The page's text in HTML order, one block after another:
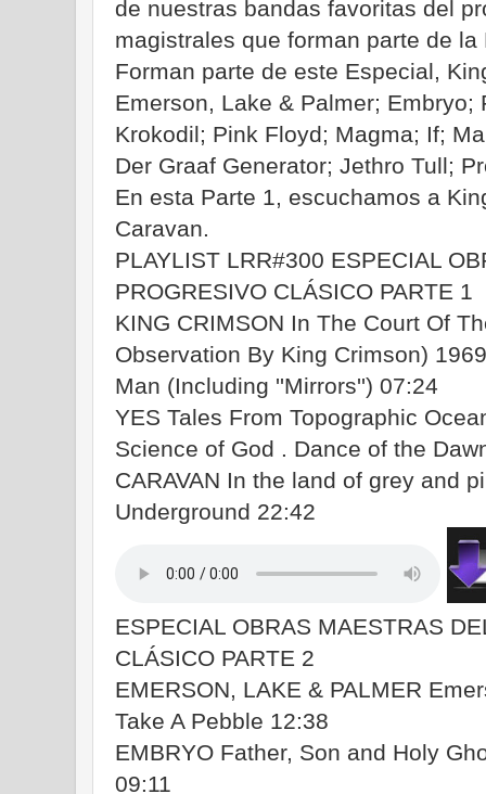
de nuestras bandas favoritas del
magistrales que forman parte de
Forman parte de este Especial,
Emerson, Lake & Palmer; Embryo;
Krokodil; Pink Floyd; Magma; If;
Der Graaf Generator; Jethro Tull;
En esta Parte 1, escuchamos a
Caravan.
PLAYLIST LRR#300 ESPECIAL
PROGRESIVO CLÁSICO PARTE 1
KING CRIMSON In The Court Of
Observation By King Crimson)
Man (Including ''Mirrors'') 07:24
YES Tales From Topographic
Science of God . Dance of the
CARAVAN In the land of grey and
Underground 22:42
ESPECIAL OBRAS MAESTRAS
CLÁSICO PARTE 2
EMERSON, LAKE & PALMER
Take A Pebble 12:38
EMBRYO Father, Son and Holy
09:11